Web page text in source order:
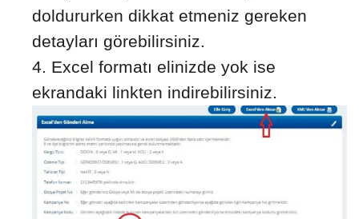
doldururken dikkat etmeniz gereken
detayları görebilirsiniz.
Excel formatı elinizde yok ise
ekrandaki linkten indirebilirsiniz.